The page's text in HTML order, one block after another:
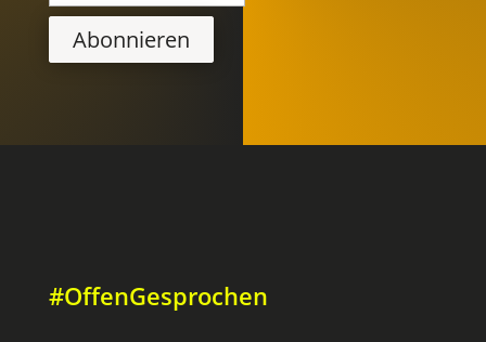
Abonnieren
#OffenGesprochen